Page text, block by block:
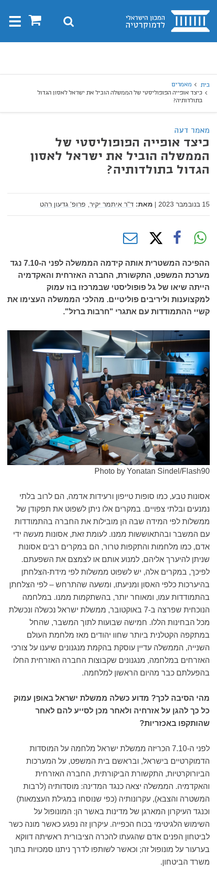
בית 0 חיפוש
בית
מאמרים
כיצד אופייה הפופוליסטי של הממשלה הוביל את ישראל לאסון הגדול
בתולדותיה?
מאמר דעה
כיצד אופייה הפופוליסטי של
הממשלה הוביל את ישראל לאסון
הגדול בתולדותיה?
15 בנובמבר 2023 | מאת: ד"ר איתמר יקיר, פרופ' גדעון רהט
ההפיכה המשטרית אותה קידמה הממשלה לפני ה-7.10 נגד
מערכת המשפט, התקשורת, החברה האזרחית והאקדמיה
הייתה שיאו של גל פופוליסטי שבמרכזו בוז עמוק
למקצוענות וליריבים פוליטיים. מהלכי הממשלה העצימו את
קשיי ההתמודדות עם אתגרי "חרבות ברזל".
Photo by Yonatan Sindel/Flash90
אסונות טבע, כמו סופות טייפון ורעידות אדמה, הם לרוב בלתי
נמנעים ובלתי צפויים. במקרים אלו ניתן לשפוט את תפקודן של
ממשלות לפי המידה שבה הן מובילות את החברה בהתמודדות
עם המשבר ובהתאוששות ממנו. לעומת זאת, אסונות מעשה ידי
אדם, כמו מלחמות והתקפות טרור, הם במקרים רבים אסונות
שניתן להיערך אליהם, למנוע אותם או לצמצם את השפעתם.
לפיכך, במקרים אלה, יש לשפוט ממשלות לפי מידת-הצלחתן
בהיערכות כלפי האסון ומניעתו, ומשעה שהתרחש – לפי הצלחתן
בהתמודדות עמו, ומאוחר יותר, בהשתקמות ממנו. במלחמה
הנוכחית שפרצה ב-7 באוקטובר, ממשלת ישראל נכשלה ונכשלת
מכל הבחינות הללו. חמישה שבועות לתוך המשבר, שהחל
במתקפה הקטלנית ביותר שחוו יהודים מאז מלחמת העולם
השנייה, הממשלה עדיין עוסקת בהקמת מנגנונים שיענו על צורכי
האזרחים במלחמה, מנגנונים שקבוצות החברה האזרחית החלו
בהפעלתם כבר מהיום הראשון למלחמה.
מהי הסיבה לכך? מדוע כשלה ממשלת ישראל באופן עמוק
כל כך להגן על אזרחיה ולאחר מכן לסייע להם לאחר
שהותקפו באכזריות?
לפני ה-7.10 הכריזה ממשלת ישראל מלחמה על המוסדות
הדמוקרטיים בישראל, ובראשם בית המשפט, על המערכות
הביורוקרטיות, התקשורת הביקורתית, החברה האזרחית
והאקדמיה. הממשלה יצאה כנגד המדינה: מוסדותיה (לרבות
המשטרה והצבא), עקרונותיה (כפי שנוסחו במגילת העצמאות)
וכנגד העיקרון המארגן של מדינות באשר הן: המונופול על
השימוש הלגיטימי בכוח הכפייה. עיקרון זה נפגע כאשר מונה כשר
לביטחון הפנים אדם שהגעתו להכרה הציבורית ראשיתה דווקא
בערעור על מונופול זה; וכאשר לשותפו לדרך ניתנו סמכויות בתוך
משרד הביטחון.